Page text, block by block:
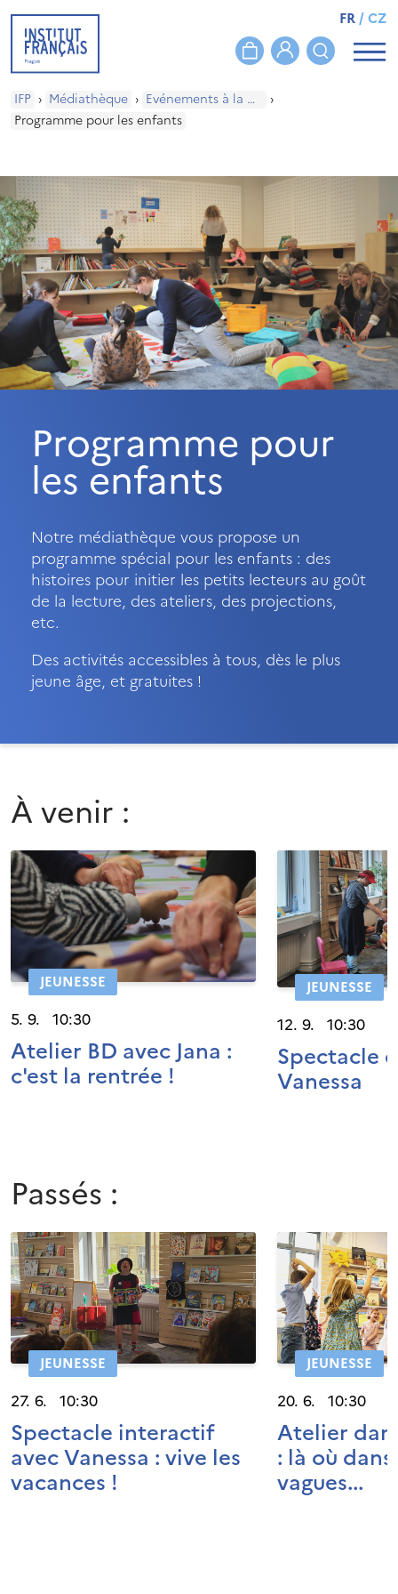
FR/CZ
IFP › Médiathèque › Evénements à la médiathèque
›
Programme pour les enfants
Programme pour
les enfants
Notre médiathèque vous propose un
programme spécial pour les enfants : des
histoires pour initier les petits lecteurs au goût
de la lecture, des ateliers, des projections,
etc.
Des activités accessibles à tous, dès le plus
jeune âge, et gratuites !
À venir :
JEUNESSE
5. 9. 10:30
Atelier BD avec Jana :
c'est la rentrée !
JEUNESSE
12. 9. 10:30
Spectacle
Vanessa
Passés :
JEUNESSE
27. 6. 10:30
Spectacle interactif
avec Vanessa : vive les
vacances !
JEUNESSE
20. 6. 10:30
Atelier
: là où
vagues...